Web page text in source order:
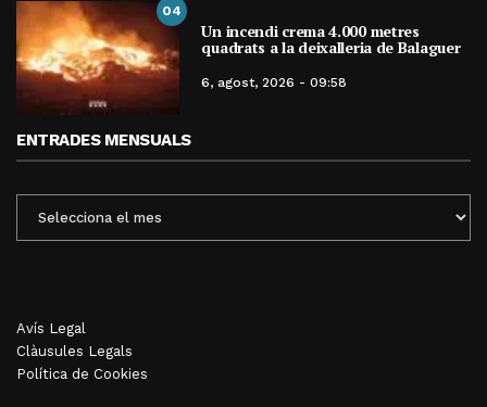
04
Un incendi crema 4.000 metres
quadrats a la deixalleria de Balaguer
6, agost, 2026 - 09:58
ENTRADES MENSUALS
MENSUALS
Avís Legal
Clàusules Legals
Política de Cookies